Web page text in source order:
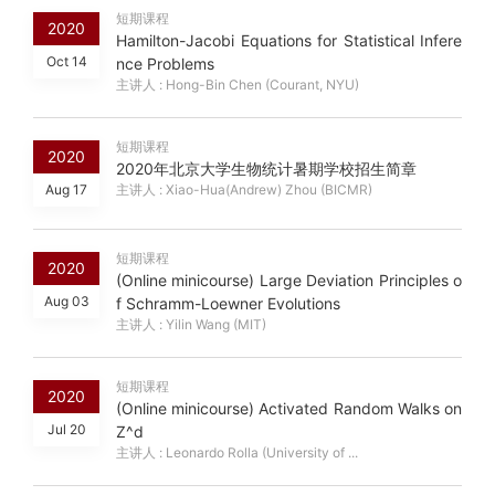
2020
Oct 14
短期课程
Hamilton-Jacobi Equations for Statistical Infere
nce Problems
主讲人 : Hong-Bin Chen (Courant, NYU)
2020
Aug 17
短期课程
2020年北京大学生物统计暑期学校招生简章
主讲人 : Xiao-Hua(Andrew) Zhou (BICMR)
2020
Aug 03
短期课程
(Online minicourse) Large Deviation Principles o
f Schramm-Loewner Evolutions
主讲人 : Yilin Wang (MIT)
2020
Jul 20
短期课程
(Online minicourse) Activated Random Walks on
Z^d
主讲人 : Leonardo Rolla (University of ...